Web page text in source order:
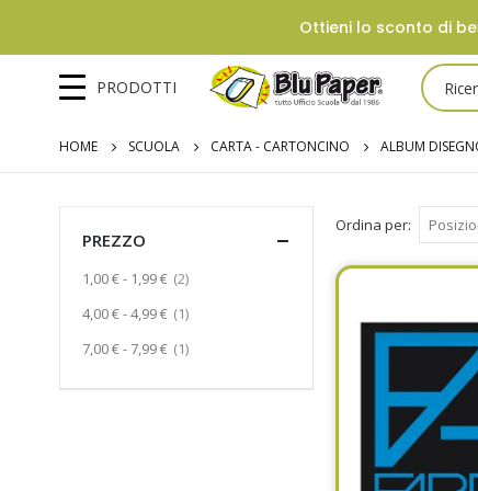
Ottieni lo sconto di
PRODOTTI
HOME SCUOLA CARTA - CARTONCINO ALBUM
Ordina per
PREZZO
1,00 €- 1,99 € 2Prodotto
4,00 €-4,99 € 1Prodotto
7,00 €- 7,99 € 1Prodotto